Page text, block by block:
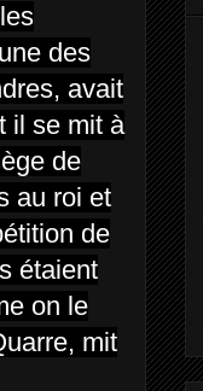
des
avait
il se mit à
de
au roi et
de
étaient
on le
mit